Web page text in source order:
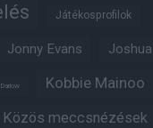
Játékosprofilok
Jonny Evans
Kobbie Mainoo
Közös meccsnézések